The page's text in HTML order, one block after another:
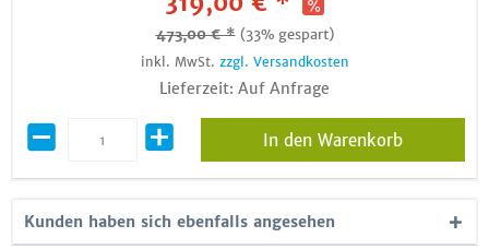
473,00 € * (33% gespart)
inkl. MwSt. zzgl. Versandkosten
Lieferzeit: Auf Anfrage
In den Warenkorb
Kunden haben sich ebenfalls angesehen